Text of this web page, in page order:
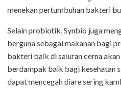
menekan pertumbuhan bakteri
Selain probiotik, Synbio juga
berguna sebagai makanan bagi
bakteri baik di saluran cerna
berdampak baik bagi kesehatan
dapat mencegah diare sering